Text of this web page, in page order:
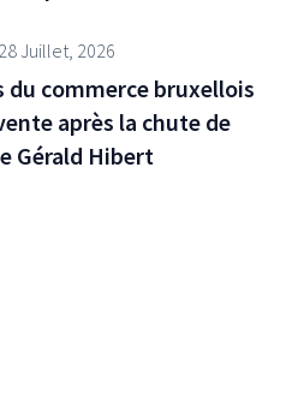
28 Juillet, 2026
du commerce bruxellois
après la chute de
Gérald Hibert